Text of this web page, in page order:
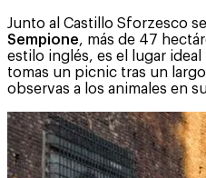
Junto al Castillo Sforzesco
Sempione, más de 47
estilo inglés, es el lugar
tomas un picnic tras un
observas a los animales en